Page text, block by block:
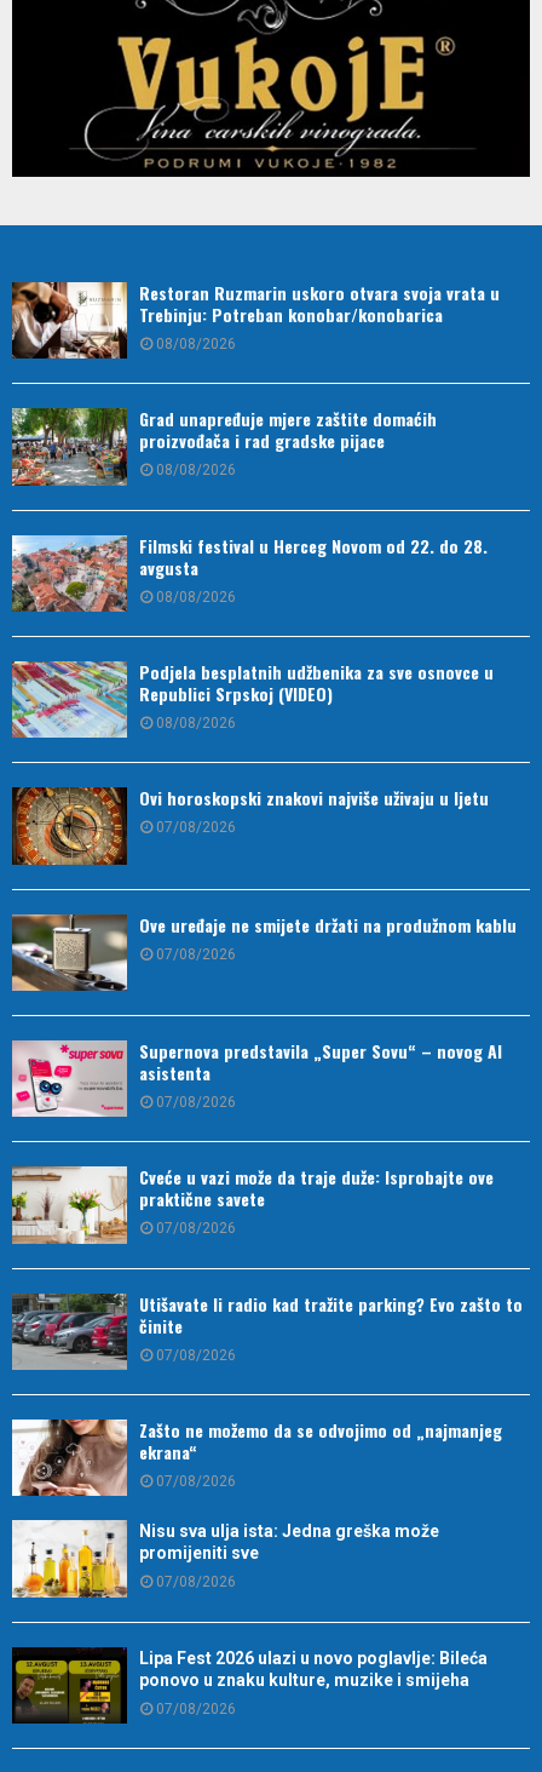
Restoran Ruzmarin uskoro otvara svoja vrata u
Trebinju: Potreban konobar/konobarica
08/08/2026
Grad unapređuje mjere zaštite domaćih
proizvođača i rad gradske pijace
08/08/2026
Filmski festival u Herceg Novom od 22. do 28.
avgusta
08/08/2026
Podjela besplatnih udžbenika za sve osnovce u
Republici Srpskoj (VIDEO)
08/08/2026
Ovi horoskopski znakovi najviše uživaju u ljetu
07/08/2026
Ove uređaje ne smijete držati na produžnom kablu
07/08/2026
Supernova predstavila „Super Sovu“ – novog AI
asistenta
07/08/2026
Cveće u vazi može da traje duže: Isprobajte ove
praktične savete
07/08/2026
Utišavate li radio kad tražite parking? Evo zašto to
činite
07/08/2026
Zašto ne možemo da se odvojimo od „najmanjeg
ekrana“
07/08/2026
Nisu sva ulja ista: Jedna greška može
promijeniti sve
07/08/2026
Lipa Fest 2026 ulazi u novo poglavlje: Bileća
ponovo u znaku kulture, muzike i smijeha
07/08/2026